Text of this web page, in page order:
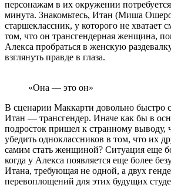
персонажам в их окружении
минута. Знакомьтесь, Итан (Миша
старшеклассник, у которого не хватает
том, что он трансгендерная женщина,
Алекса пробраться в женскую
взглянуть правде в глаза.
«Она — это он»
В сценарии Маккарти довольно быстро
Итан — трансгендер. Иначе как бы в
подросток пришел к странному выводу,
убедить одноклассников в том, что их
самим стать женщиной? Ситуация еще
когда у Алекса появляется еще более
Итана, требующая не одной, а двух
перевоплощений для этих будущих